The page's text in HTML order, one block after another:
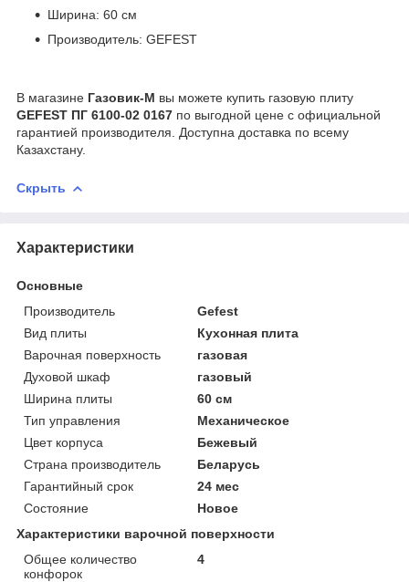
Ширина: 60 см
Производитель: GEFEST
В магазине Газовик-М вы можете купить газовую плиту
GEFEST ПГ 6100-02 0167 по выгодной цене с официальной
гарантией производителя. Доступна доставка по всему
Казахстану.
Скрыть
Характеристики
Основные
Производитель
Gefest
Вид плиты
Кухонная плита
Варочная поверхность
газовая
Духовой шкаф
газовый
Ширина плиты
60 см
Тип управления
Механическое
Цвет корпуса
Бежевый
Страна производитель
Беларусь
Гарантийный срок
24 мес
Состояние
Новое
Характеристики варочной поверхности
Общее количество
конфорок
4